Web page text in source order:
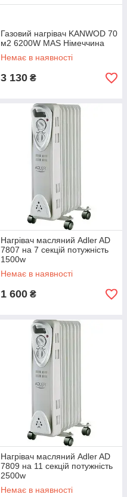
Газовий нагрівач KANWOD 70
м2 6200W MAS Німеччина
Немає в наявності
3 130 ₴
Нагрівач масляний Adler AD
7807 на 7 секцій потужність
1500w
Немає в наявності
1 600 ₴
Нагрівач масляний Adler AD
7809 на 11 секцій потужність
2500w
Немає в наявності